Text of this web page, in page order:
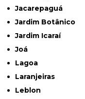
Jacarepaguá
Jardim Botânico
Jardim Icaraí
Joá
Lagoa
Laranjeiras
Leblon